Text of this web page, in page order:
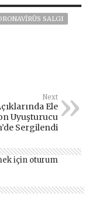
SALGI
Next
Ele
Uyuşturucu
Sergilendi
için oturum